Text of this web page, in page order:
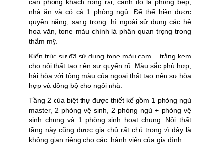
căn phòng khách rộng rãi, cạnh đó là phòng bếp,
nhà ăn và có cả 1 phòng ngủ. Để thể hiện được
quyền năng, sang trọng thì ngoài sử dụng các hệ
hoa văn, tone màu chính là phần quan trọng trong
thẩm mỹ.
Kiến trúc sư đã sử dụng tone màu cam – trắng kem
cho nội thất tạo nên sự quyến rũ. Màu sắc phù hợp,
hài hòa với tông màu của ngoại thất tạo nên sự hòa
hợp và đồng bộ cho ngôi nhà.
Tầng 2 của biệt thự được thiết kế gồm 1 phòng ngủ
master, 2 phòng vệ sinh, 2 phòng ngủ + phòng vệ
sinh chung và 1 phòng sinh hoạt chung. Nội thất
tầng này cũng được gia chủ rất chú trọng vì đây là
không gian riêng cho các thành viên của gia đình.